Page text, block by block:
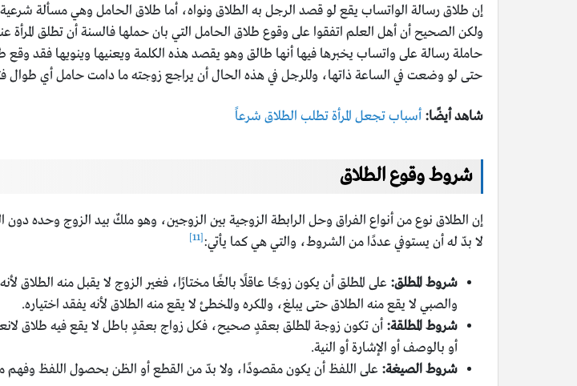
إن طلاق رسالة الواتساب يقع لو قصد الرجل به الطلاق ونواه، أما طلاق الحامل وهي مسألة
ولكن الصحيح أن أهل العلم اتفقوا على وقوع طلاق الحامل التي بان حملها فالسنة أن تطلق
حاملة رسالة على واتساب يخبرها فيها أنها طالق وهو يقصد هذه الكلمة ويعنيها وينويها فقد
حتى لو وضعت في الساعة ذاتها، وللرجل في هذه الحال أن يراجع زوجته ما دامت حامل أي طوال
شاهد أيضًا: أسباب تجعل المرأة تطلب الطلاق شرعاً
شروط وقوع الطلاق
إن الطلاق نوع من أنواع الفراق وحل الرابطة الزوجية بين الزوجين، وهو ملكٌ بيد الزوج وحده
لا بدّ له أن يستوفي عددًا من الشروط، والتي هي كما يأتي:[11]
شروط المطلق: على المطلق أن يكون زوجًا عاقلًا بالغًا مختارًا، فغير الزوج لا يقبل منه
والصبي لا يقع منه الطلاق حتى يبلغ، والمكره والمخطئ لا يقع منه الطلاق لأنه يفقد اختياره.
شروط المطلقة: أن تكون زوجة المطلق بعقدٍ صحيح، فكل زواج بعقدٍ باطل لا يقع فيه طلاق
أو بالوصف أو الإشارة أو النية.
شروط الصيغة: على اللفظ أن يكون مقصودًا، ولا بدّ من القطع أو الظن بحصول اللفظ